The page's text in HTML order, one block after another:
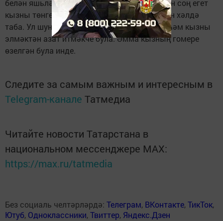
белән яшьләр арасында низаг чыга. Шуннан соң егет
кызны төнге 3 яртыда бәдрәфтә асылынган хәлдә
таба. Ул шунда ук ашыгыч ярдәм чакырта һәм кызны
элмәктән азат итмәкче була. Әмма кызның гомере
өзелгән була инде.
Следите за самым важным и интересным в
Telegram-канале Татмедиа
Читайте новости Татарстана в
национальном мессенджере MАХ:
https://max.ru/tatmedia
Без социаль челтәрләрдә: Телеграм, ВКонтакте,ТикТок,
Ютуб, Одноклассники,Твиттер, Яндекс.Дзен